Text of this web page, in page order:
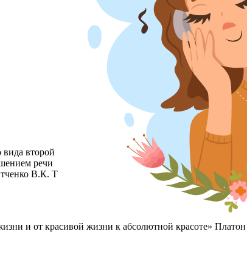
второй
речи
В.К. Т
и от красивой жизни к абсолютной красоте» Платон